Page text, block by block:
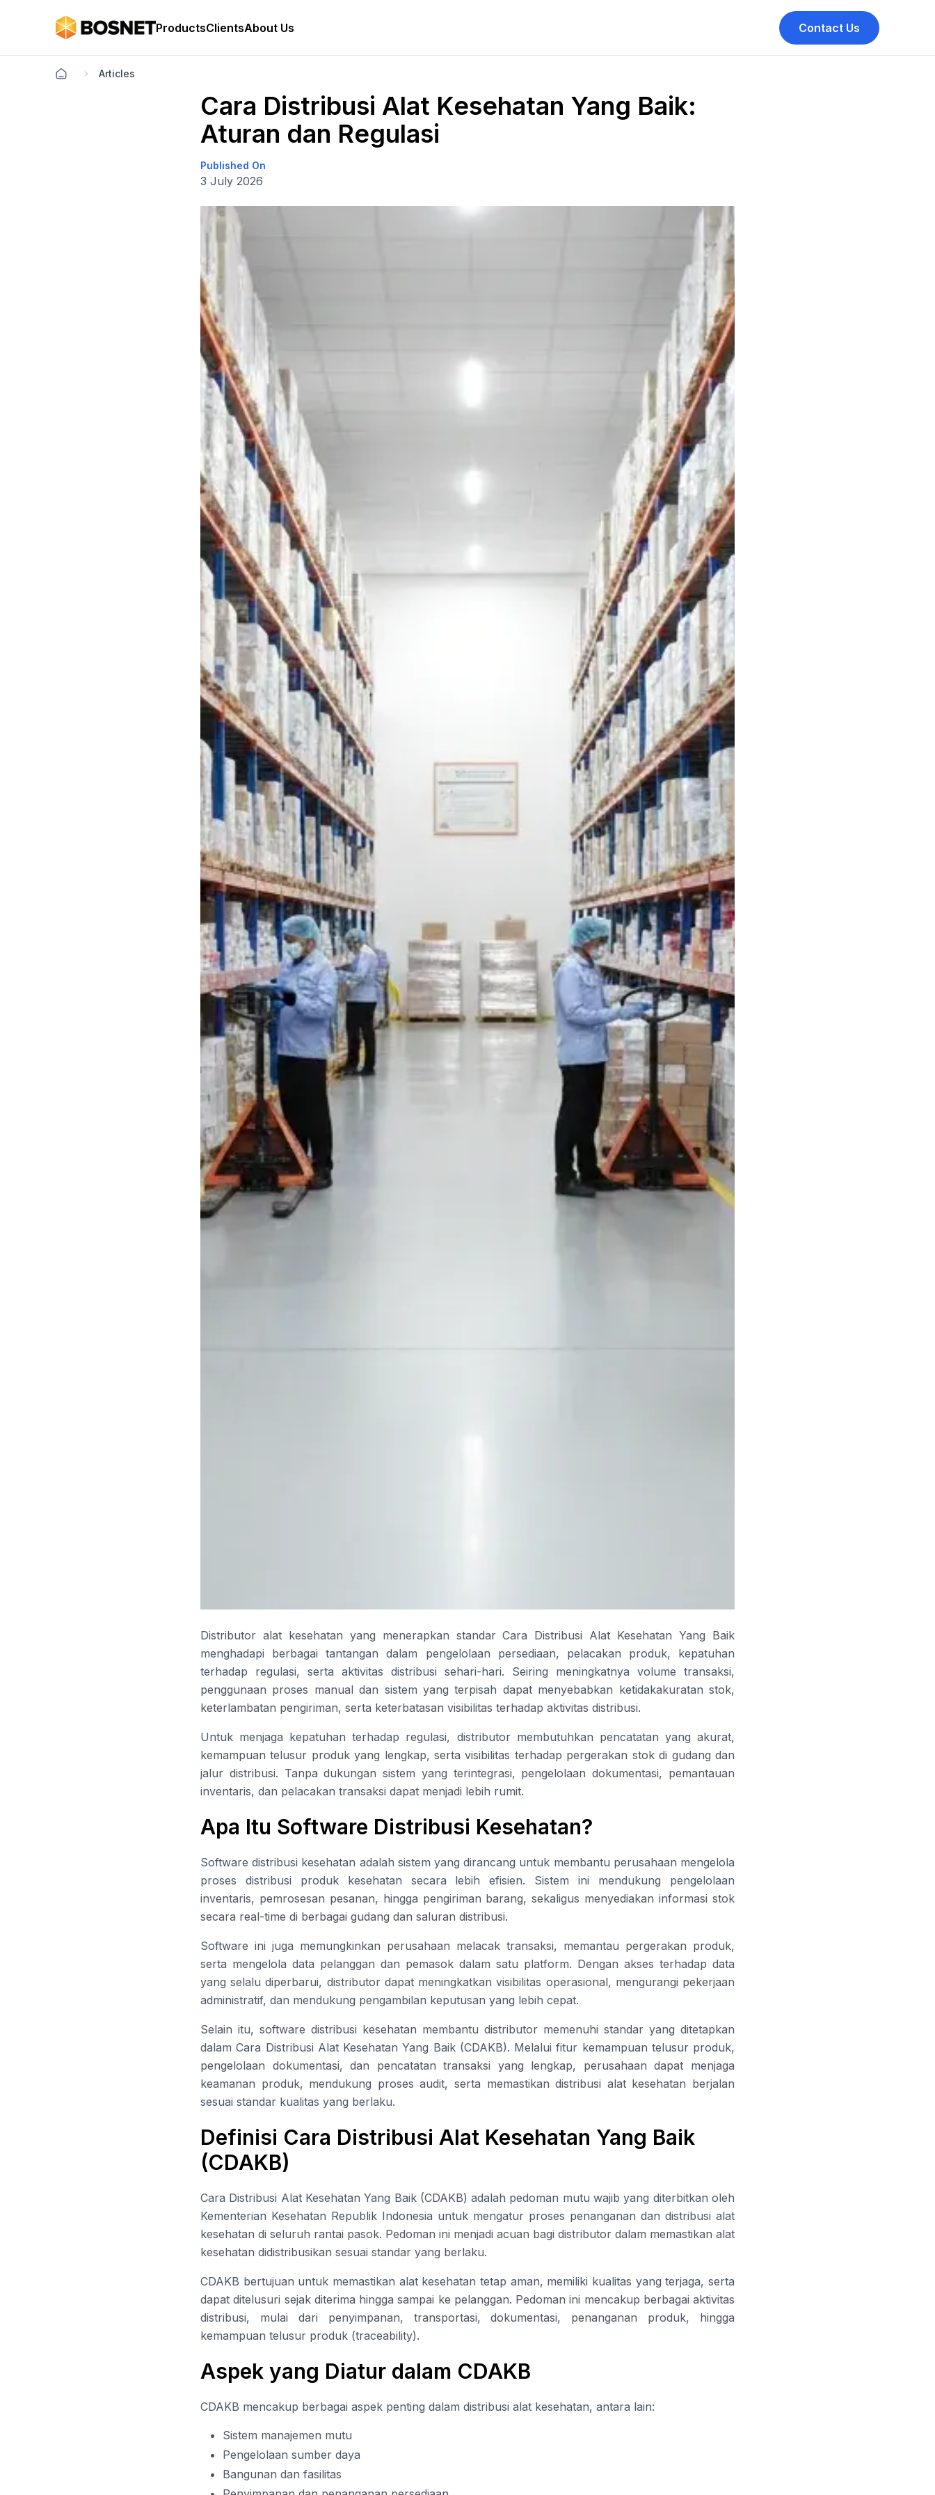
ProductsClientsAbout Us Contact Us
Articles
Cara Distribusi Alat Kesehatan Yang Baik:
Aturan dan Regulasi
Published On
3 July 2026
Distributor alat kesehatan yang menerapkan standar Cara Distribusi Alat Kesehatan Yang Baik
menghadapi berbagai tantangan dalam pengelolaan persediaan, pelacakan produk, kepatuhan
terhadap regulasi, serta aktivitas distribusi sehari-hari. Seiring meningkatnya volume transaksi,
penggunaan proses manual dan sistem yang terpisah dapat menyebabkan ketidakakuratan stok,
keterlambatan pengiriman, serta keterbatasan visibilitas terhadap aktivitas distribusi.
Untuk menjaga kepatuhan terhadap regulasi, distributor membutuhkan pencatatan yang akurat,
kemampuan telusur produk yang lengkap, serta visibilitas terhadap pergerakan stok di gudang dan
jalur distribusi. Tanpa dukungan sistem yang terintegrasi, pengelolaan dokumentasi, pemantauan
inventaris, dan pelacakan transaksi dapat menjadi lebih rumit.
Apa Itu Software Distribusi Kesehatan?
Software distribusi kesehatan adalah sistem yang dirancang untuk membantu perusahaan mengelola
proses distribusi produk kesehatan secara lebih efisien. Sistem ini mendukung pengelolaan
inventaris, pemrosesan pesanan, hingga pengiriman barang, sekaligus menyediakan informasi stok
secara real-time di berbagai gudang dan saluran distribusi.
Software ini juga memungkinkan perusahaan melacak transaksi, memantau pergerakan produk,
serta mengelola data pelanggan dan pemasok dalam satu platform. Dengan akses terhadap data
yang selalu diperbarui, distributor dapat meningkatkan visibilitas operasional, mengurangi pekerjaan
administratif, dan mendukung pengambilan keputusan yang lebih cepat.
Selain itu, software distribusi kesehatan membantu distributor memenuhi standar yang ditetapkan
dalam Cara Distribusi Alat Kesehatan Yang Baik (CDAKB). Melalui fitur kemampuan telusur produk,
pengelolaan dokumentasi, dan pencatatan transaksi yang lengkap, perusahaan dapat menjaga
keamanan produk, mendukung proses audit, serta memastikan distribusi alat kesehatan berjalan
sesuai standar kualitas yang berlaku.
Definisi Cara Distribusi Alat Kesehatan Yang Baik
(CDAKB)
Cara Distribusi Alat Kesehatan Yang Baik (CDAKB) adalah pedoman mutu wajib yang diterbitkan oleh
Kementerian Kesehatan Republik Indonesia untuk mengatur proses penanganan dan distribusi alat
kesehatan di seluruh rantai pasok. Pedoman ini menjadi acuan bagi distributor dalam memastikan alat
kesehatan didistribusikan sesuai standar yang berlaku.
CDAKB bertujuan untuk memastikan alat kesehatan tetap aman, memiliki kualitas yang terjaga, serta
dapat ditelusuri sejak diterima hingga sampai ke pelanggan. Pedoman ini mencakup berbagai aktivitas
distribusi, mulai dari penyimpanan, transportasi, dokumentasi, penanganan produk, hingga
kemampuan telusur produk (traceability).
Aspek yang Diatur dalam CDAKB
CDAKB mencakup berbagai aspek penting dalam distribusi alat kesehatan, antara lain:
Sistem manajemen mutu
Pengelolaan sumber daya
Bangunan dan fasilitas